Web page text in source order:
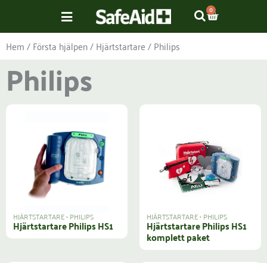
innehåll
0
Hem/Första hjälpen/Hjärtstartare/ Philips
Philips
HJÄRTSTARTARE•PHILIPS
Hjärtstartare Philips HS1
HJÄRTSTARTARE•PHILIPS
Hjärtstartare Philips HS1
komplett paket